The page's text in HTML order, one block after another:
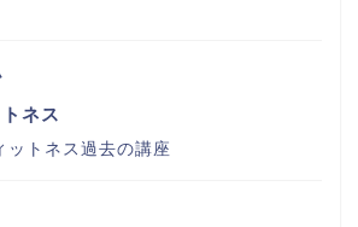
ネス
ットネス過去の講座